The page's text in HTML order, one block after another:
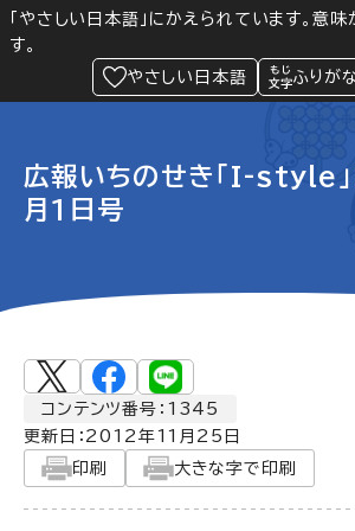
「やさしい日本語」にかえられています。意
す。
やさしい日本語
ふりが
Language 閲覧支援
広報いちのせき「I-style
月1日号
コンテンツ番号：1345
更新日： 2012年11月25日
印刷
大きな字で印刷